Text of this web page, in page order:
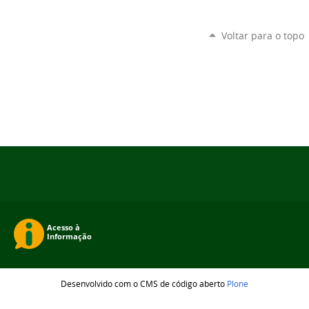
Voltar para o topo
Desenvolvido com o CMS de código aberto Plone